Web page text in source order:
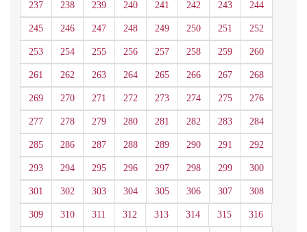
237 238 239 240 241 242 243 244
245 246 247 248 249 250 251 252
253 254 255 256 257 258 259 260
261 262 263 264 265 266 267 268
269 270 271 272 273 274 275 276
277 278 279 280 281 282 283 284
285 286 287 288 289 290 291 292
293 294 295 296 297 298 299 300
301 302 303 304 305 306 307 308
309 310 311 312 313 314 315 316